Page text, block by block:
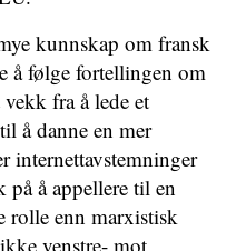
kunnskap om fransk
å følge fortellingen om
fra å lede et
å danne en mer
internettavstemninger
å appellere til en
rolle enn marxistisk
venstre- mot